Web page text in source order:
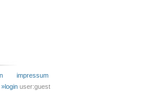
impressum
»login user:guest